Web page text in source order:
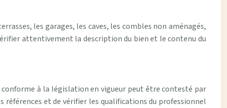
les garages, les caves, les combles non aménagés,
attentivement la description du bien et le contenu du
à la législation en vigueur peut être contesté par
et de vérifier les qualifications du professionnel